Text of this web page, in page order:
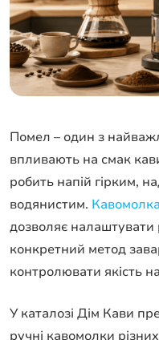
Помел – один з
впливають на смак
робить напій гірким,
водянистим.
дозволяє налаштувати
конкретний метод
контролювати якість
У каталозі Дім Кави
ручні кавомолки